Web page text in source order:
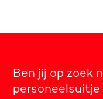
Ben jij op zoek
personeelsuitje